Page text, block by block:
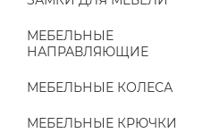
МЕБЕЛЬНЫЕ
НАПРАВЛЯЮЩИЕ
МЕБЕЛЬНЫЕ КОЛЕСА
МЕБЕЛЬНЫЕ КРЮЧКИ